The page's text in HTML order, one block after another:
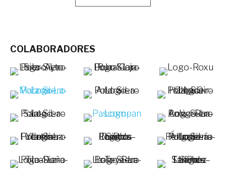
COLABORADORES